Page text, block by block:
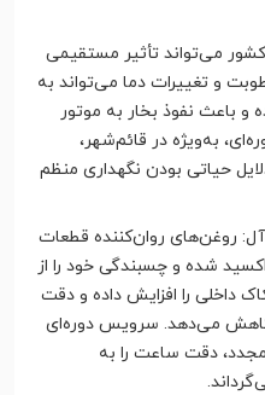
می‌تواند تأثیر مستقیمی
و تغییرات دما می‌تواند به
و باعث نفوذ بخار به موتور
به‌ویژه در قائم‌شهر،
حیاتی بودن نگهداری منظم
روغن‌های روان‌کننده قطعات
شده و چسبندگی خود را از
داخلی را افزایش داده و دقت
می‌دهد. سرویس دوره‌ای
دقت ساعت را به